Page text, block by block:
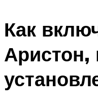
Как
Аристон,